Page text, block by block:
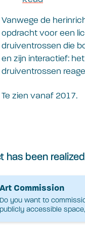
Vanwege de
opdracht voor een
druiventrossen die
en zijn interactief:
druiventrossen
Te zien vanaf 2017.
has been
Art Commission
Do you want to
publicly accessible